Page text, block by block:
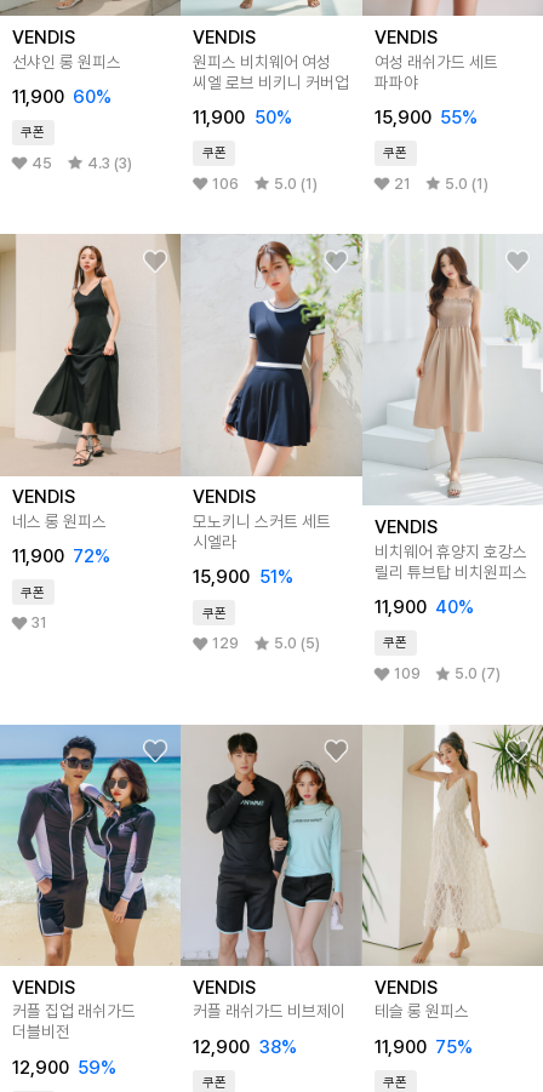
VENDIS
선샤인 롱 원피스
11,900 60%
쿠폰
45 4.3 (3)
VENDIS
원피스 비치웨어 여성
씨엘 로브 비키니 커버업
11,900 50%
쿠폰
106 5.0 (1)
VENDIS
여성 래쉬가드 세트
파파야
15,900 55%
쿠폰
21 5.0 (1)
VENDIS
네스 롱 원피스
11,900 72%
쿠폰
31
VENDIS
모노키니 스커트 세트
시엘라
15,900 51%
쿠폰
129 5.0 (5)
VENDIS
비치웨어 휴양지 호캉스
릴리 튜브탑 비치원피스
11,900 40%
쿠폰
109 5.0 (7)
VENDIS
커플 집업 래쉬가드
더블비전
12,900 59%
VENDIS
커플 래쉬가드 비브제이
12,900 38%
쿠폰
VENDIS
테슬 롱 원피스
11,900 75%
쿠폰